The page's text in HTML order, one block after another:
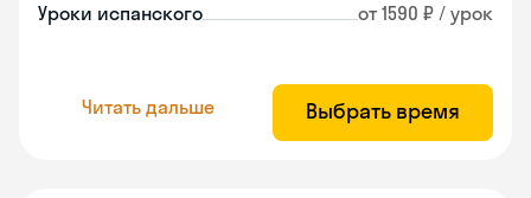
Уроки испанского от 1590 ₽ / урок
Читать дальше Выбрать время